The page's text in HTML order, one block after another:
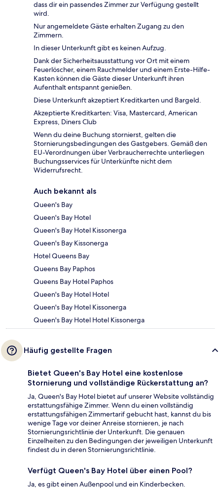
dass dir ein passendes Zimmer zur Verfügung gestellt
wird.
Nur angemeldete Gäste erhalten Zugang zu den
Zimmern.
In dieser Unterkunft gibt es keinen Aufzug.
Dank der Sicherheitsausstattung vor Ort mit einem
Feuerlöscher, einem Rauchmelder und einem Erste-Hilfe-
Kasten können die Gäste dieser Unterkunft ihren
Aufenthalt entspannt genießen.
Diese Unterkunft akzeptiert Kreditkarten und Bargeld.
Akzeptierte Kreditkarten: Visa, Mastercard, American
Express, Diners Club
Wenn du deine Buchung stornierst, gelten die
Stornierungsbedingungen des Gastgebers. Gemäß den
EU-Verordnungen über Verbraucherrechte unterliegen
Buchungsservices für Unterkünfte nicht dem
Widerrufsrecht.
Auch bekannt als
Queen's Bay
Queen's Bay Hotel
Queen's Bay Hotel Kissonerga
Queen's Bay Kissonerga
Hotel Queens Bay
Queens Bay Paphos
Queens Bay Hotel Paphos
Queen's Bay Hotel Hotel
Queen's Bay Hotel Kissonerga
Queen's Bay Hotel Hotel Kissonerga
Häufig gestellte Fragen
Bietet Queen's Bay Hotel eine kostenlose
Stornierung und vollständige Rückerstattung an?
Ja, Queen's Bay Hotel bietet auf unserer Website vollständig
erstattungsfähige Zimmer. Wenn du einen vollständig
erstattungsfähigen Zimmertarif gebucht hast, kannst du bis
wenige Tage vor deiner Anreise stornieren, je nach
Stornierungsrichtlinie der Unterkunft. Die genauen
Einzelheiten zu den Bedingungen der jeweiligen Unterkunft
findest du in deren Stornierungsrichtlinie.
Verfügt Queen's Bay Hotel über einen Pool?
Ja, es gibt einen Außenpool und ein Kinderbecken.